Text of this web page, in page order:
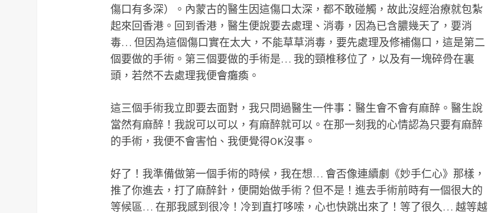
傷口有多深）。內蒙古的醫生因這傷口太深，都不敢碰觸，故此沒經治療就包紮
起來回香港。回到香港，醫生便說要去處理、消毒，因為已含膿幾天了，要消
毒… 但因為這個傷口實在太大，不能草草消毒，要先處理及修補傷口，這是第二
個要做的手術。第三個要做的手術是… 我的頸椎移位了，以及有一塊碎骨在裏
頭，若然不去處理我便會癱瘓。
這三個手術我立即要去面對，我只問過醫生一件事：醫生會不會有麻醉。醫生說
當然有麻醉！我說可以可以，有麻醉就可以。在那一刻我的心情認為只要有麻醉
的手術，我便不會害怕、我便覺得OK沒事。
好了！我準備做第一個手術的時候，我在想… 會否像連續劇《妙手仁心》那樣，
推了你進去，打了麻醉針，便開始做手術？但不是！進去手術前時有一個很大的
等候區… 在那我感到很冷！冷到直打哆嗦，心也快跳出來了！等了很久… 越等越